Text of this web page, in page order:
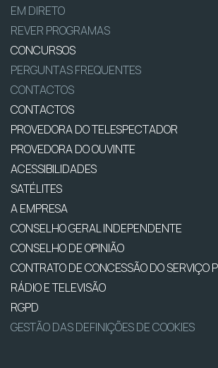
EM DIRETO
REVER PROGRAMAS
CONCURSOS
PERGUNTAS FREQUENTES
CONTACTOS
CONTACTOS
PROVEDORA DO TELESPECTADOR
PROVEDORA DO OUVINTE
ACESSIBILIDADES
SATÉLITES
A EMPRESA
CONSELHO GERAL INDEPENDENTE
CONSELHO DE OPINIÃO
CONTRATO DE CONCESSÃO DO SERVIÇO
RÁDIO E TELEVISÃO
RGPD
GESTÃO DAS DEFINIÇÕES DE COOKIES